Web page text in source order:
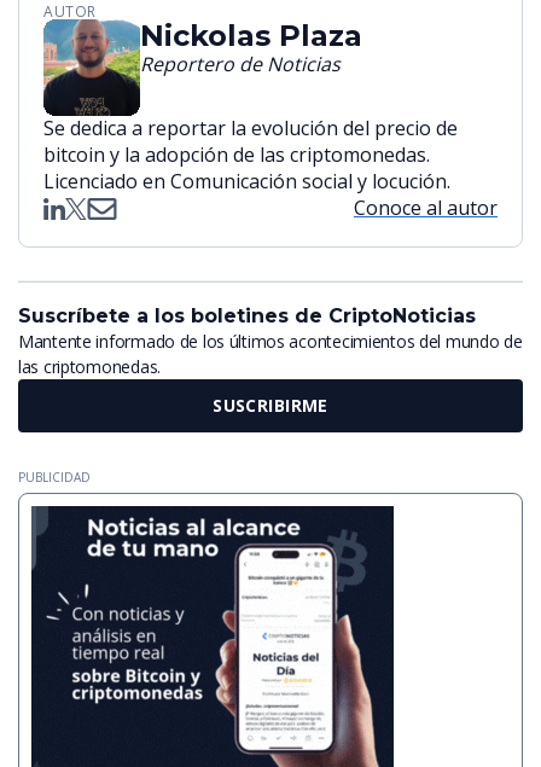
AUTOR
Nickolas Plaza
Reportero de Noticias
Se dedica a reportar la evolución del precio de
bitcoin y la adopción de las criptomonedas.
Licenciado en Comunicación social y locución.
Conoce al autor
Suscríbete a los boletines de CriptoNoticias
Mantente informado de los últimos acontecimientos del mundo de
las criptomonedas.
SUSCRIBIRME
PUBLICIDAD